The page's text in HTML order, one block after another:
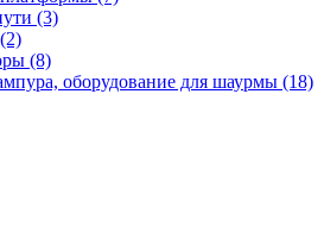
(3)
(8)
оборудование для шаурмы (18)